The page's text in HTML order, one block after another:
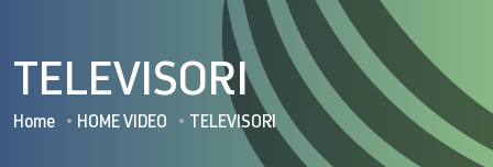
TELEVISORI
Home HOME VIDEO TELEVISORI